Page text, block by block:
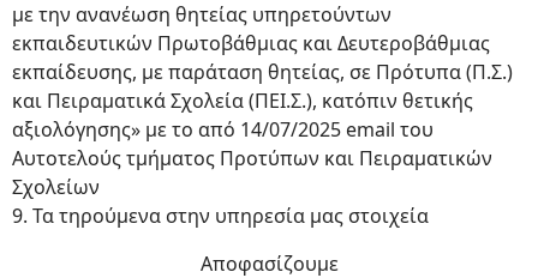
με την ανανέωση θητείας υπηρετούντων
εκπαιδευτικών Πρωτοβάθμιας και Δευτεροβάθμιας
εκπαίδευσης, με παράταση θητείας, σε Πρότυπα (Π.Σ.)
και Πειραματικά Σχολεία (ΠΕΙ.Σ.), κατόπιν θετικής
αξιολόγησης» με το από 14/07/2025 email του
Αυτοτελούς τμήματος Προτύπων και Πειραματικών
Σχολείων
9. Τα τηρούμενα στην υπηρεσία μας στοιχεία
Αποφασίζουμε